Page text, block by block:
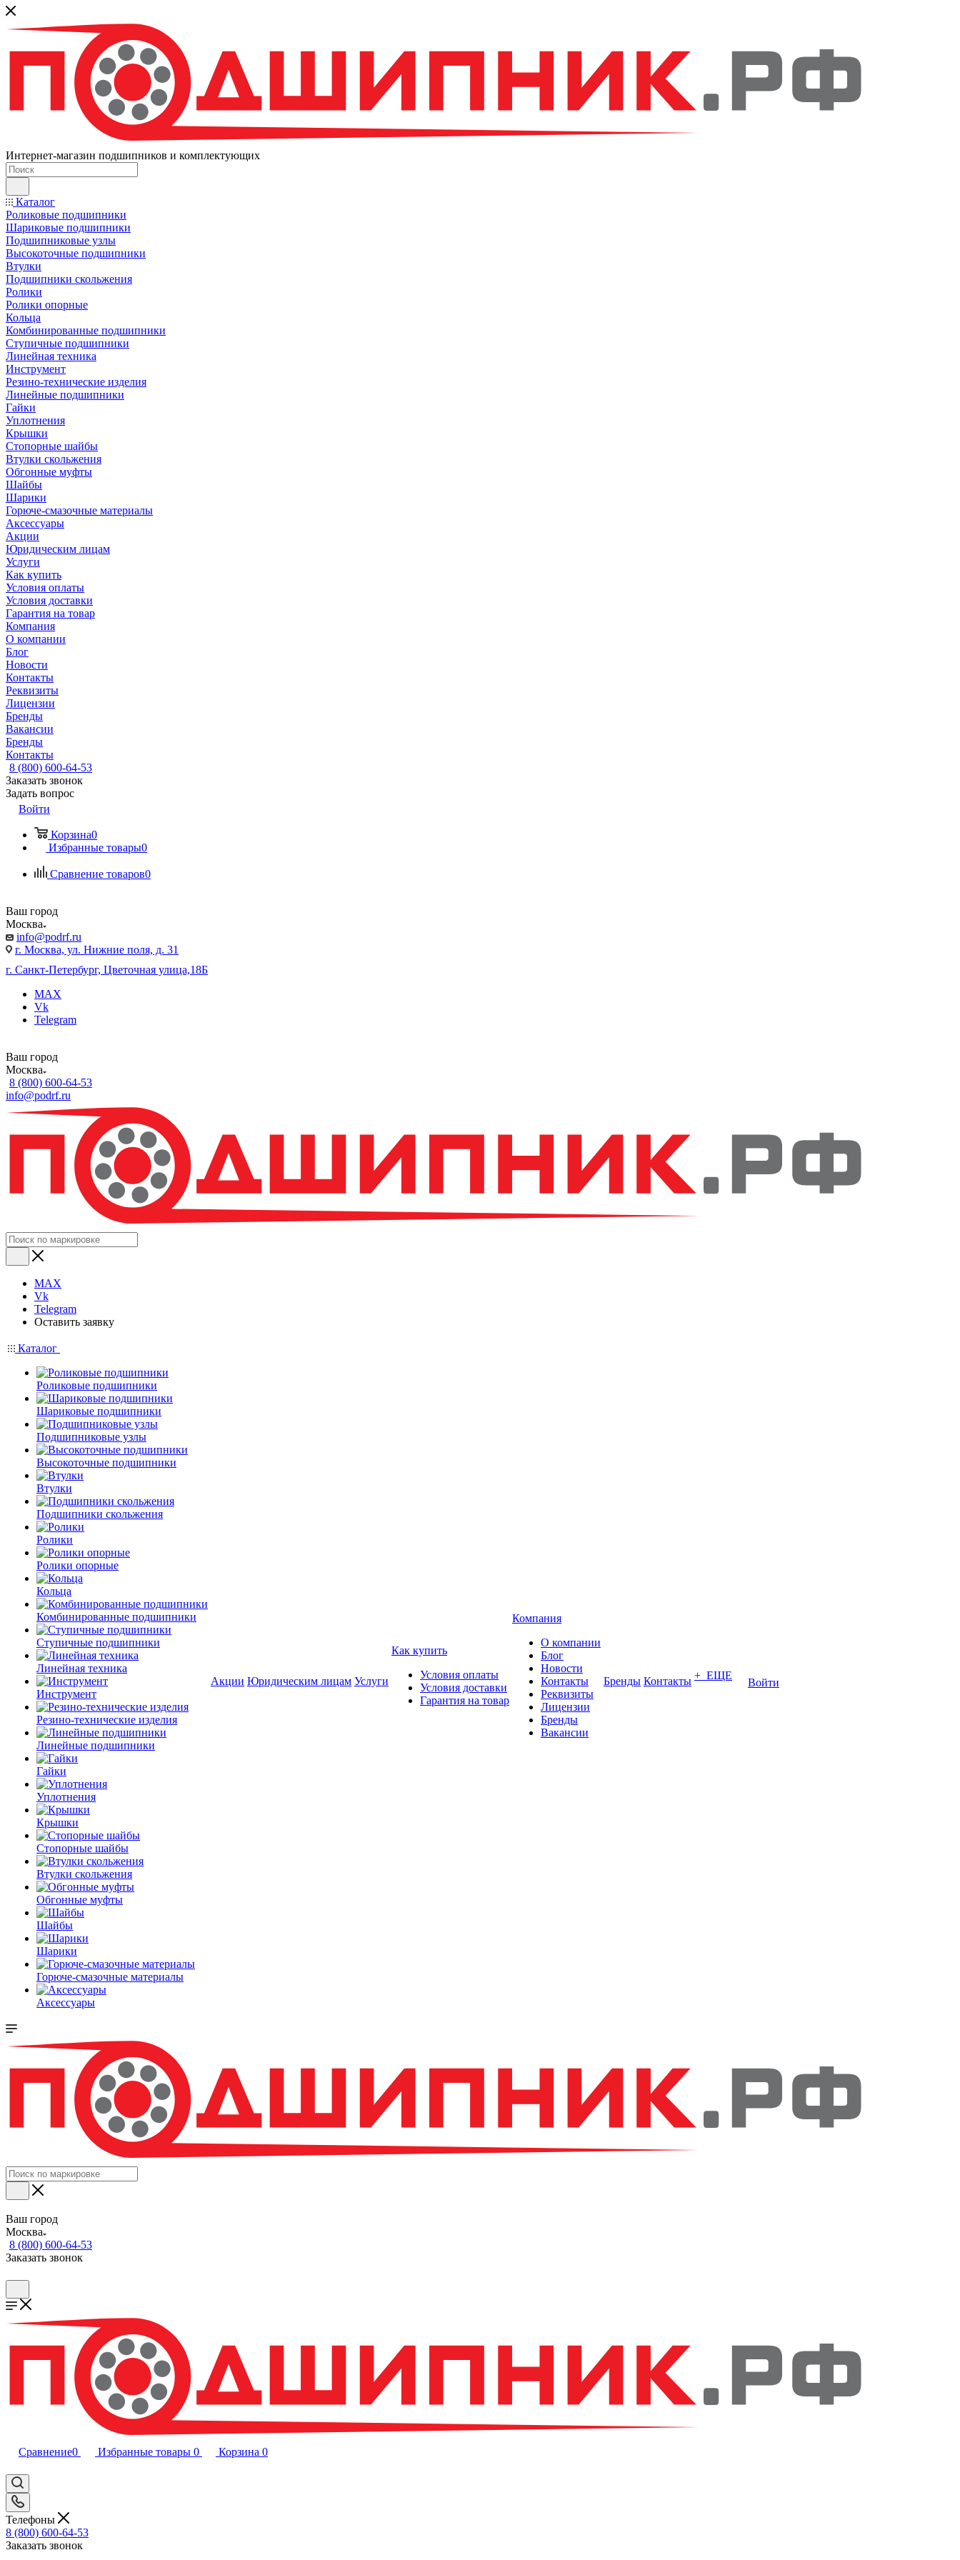
Интернет-магазин подшипников и комплектующих
Каталог
Роликовые подшипники
Шариковые подшипники
Подшипниковые узлы
Высокоточные подшипники
Втулки
Подшипники скольжения
Ролики
Ролики опорные
Кольца
Комбинированные подшипники
Ступичные подшипники
Линейная техника
Инструмент
Резино-технические изделия
Линейные подшипники
Гайки
Уплотнения
Крышки
Стопорные шайбы
Втулки скольжения
Обгонные муфты
Шайбы
Шарики
Горюче-смазочные материалы
Аксессуары
Акции
Юридическим лицам
Услуги
Как купить
Условия оплаты
Условия доставки
Гарантия на товар
Компания
О компании
Блог
Новости
Контакты
Реквизиты
Лицензии
Бренды
Вакансии
Бренды
Контакты
8 (800) 600-64-53
Заказать звонок
Задать вопрос
Войти
Корзина0
Избранные товары0
Сравнение товаров0
Ваш город
Москва
info@podrf.ru
г. Москва, ул. Нижние поля, д. 31
г. Санкт-Петербург, Цветочная улица,18Б
MAX
Vk
Telegram
Ваш город
Москва
8 (800) 600-64-53
info@podrf.ru
MAX
Vk
Telegram
Оставить заявку
Каталог
Роликовые подшипники
Шариковые подшипники
Подшипниковые узлы
Высокоточные подшипники
Втулки
Подшипники скольжения
Ролики
Ролики опорные
Кольца
Комбинированные подшипники
Ступичные подшипники
Линейная техника
Инструмент
Резино-технические изделия
Линейные подшипники
Гайки
Уплотнения
Крышки
Стопорные шайбы
Втулки скольжения
Обгонные муфты
Шайбы
Шарики
Горюче-смазочные материалы
Аксессуары
Акции Юридическим лицам Услуги
Как купить
Условия оплаты
Условия доставки
Гарантия на товар
Компания
О компании
Блог
Новости
Контакты
Реквизиты
Лицензии
Бренды
Вакансии
Бренды Контакты + ЕЩЕ
Войти
Ваш город
Москва
8 (800) 600-64-53
Заказать звонок
Сравнение0 Избранные товары 0 Корзина 0
Телефоны
8 (800) 600-64-53
Заказать звонок